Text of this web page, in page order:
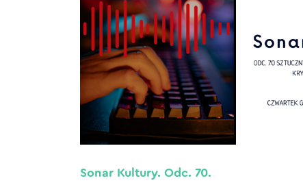
Sonar Kultury. Odc. 70.